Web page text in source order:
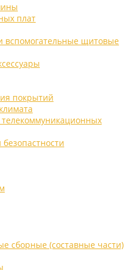
плат
щитовые
покрытий
сборные (составные части)